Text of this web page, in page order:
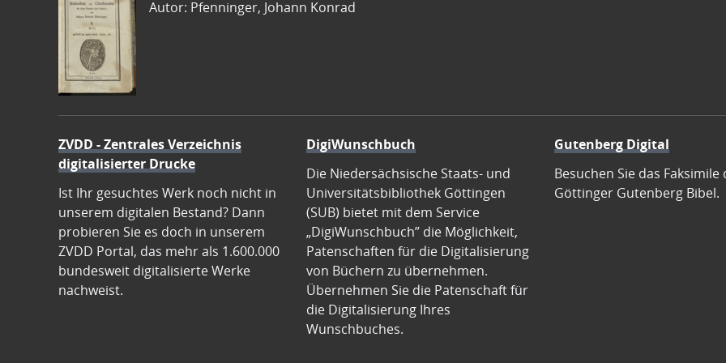
Autor: Pfenninger, Johann Konrad
ZVDD - Zentrales Verzeichnis
digitalisierter Drucke
Ist Ihr gesuchtes Werk noch nicht in
unserem digitalen Bestand? Dann
probieren Sie es doch in unserem
ZVDD Portal, das mehr als 1.600.000
bundesweit digitalisierte Werke
nachweist.
DigiWunschbuch
Die Niedersächsische Staats- und
Universitätsbibliothek Göttingen
(SUB) bietet mit dem Service
„DigiWunschbuch” die Möglichkeit,
Patenschaften für die Digitalisierung
von Büchern zu übernehmen.
Übernehmen Sie die Patenschaft für
die Digitalisierung Ihres
Wunschbuches.
Gutenberg Digital
Besuchen Sie das Faksimile
Göttinger Gutenberg Bibel.